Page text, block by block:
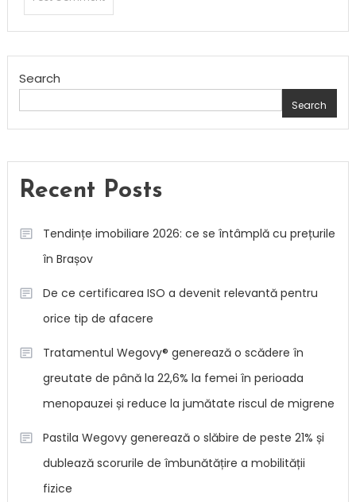
Search
Search
Recent Posts
Tendințe imobiliare 2026: ce se întâmplă cu prețurile
în Brașov
De ce certificarea ISO a devenit relevantă pentru
orice tip de afacere
Tratamentul Wegovy® generează o scădere în
greutate de până la 22,6% la femei în perioada
menopauzei și reduce la jumătate riscul de migrene
Pastila Wegovy generează o slăbire de peste 21% și
dublează scorurile de îmbunătățire a mobilității
fizice